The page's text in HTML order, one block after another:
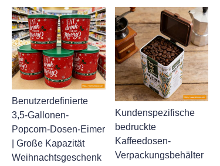
Benutzerdefinierte
3,5-Gallonen-
Popcorn-Dosen-Eimer
| Große Kapazität
Weihnachtsgeschenk
Kundenspezifische
bedruckte
Kaffeedosen-
Verpackungsbehälter